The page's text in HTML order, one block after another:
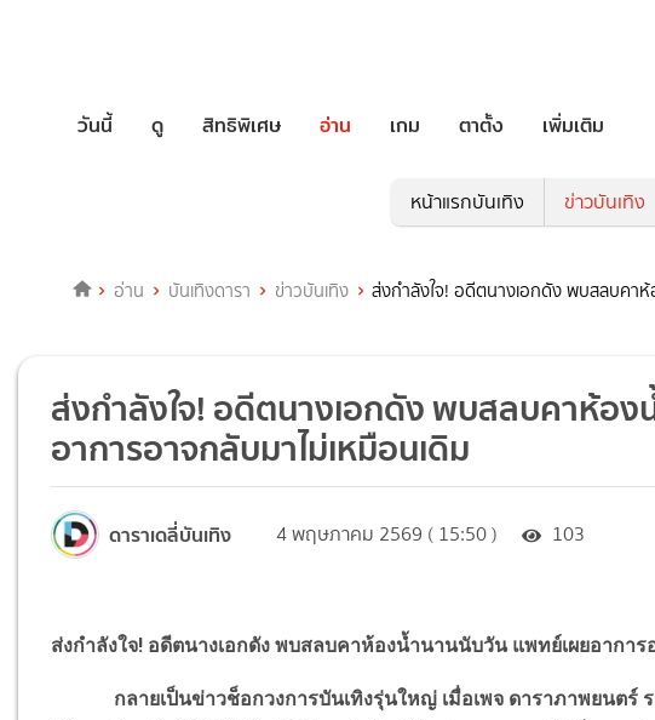
วันนี้ ดู สิทธิพิเศษ อ่าน เกม ตาตั้ง เพิ่มเติม
หน้าแรกบันเทิง ข่าวบันเทิง
อ่าน บันเทิงดารา ข่าวบันเทิง ส่งกำลังใจ! อดีตนางเอกดัง พบสลบคา
ส่งกำลังใจ! อดีตนางเอกดัง พบสลบคาห้อ
อาการอาจกลับมาไม่เหมือนเดิม
ดาราเดลี่บันเทิง 4 พฤษภาคม 2569 ( 15:50 ) 103
ส่งกำลังใจ! อดีตนางเอกดัง พบสลบคาห้องน้ำนานนับวัน แพทย์เผยอากา
กลายเป็นข่าวช็อกวงการบันเทิงรุ่นใหญ่ เมื่อเพจ ดาราภาพยนตร์ ร